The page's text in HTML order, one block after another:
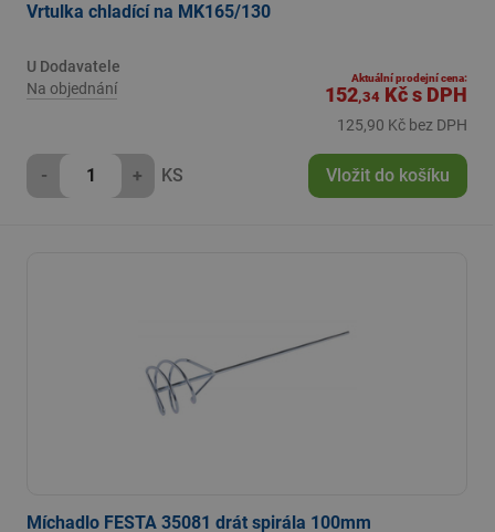
Vrtulka chladící na MK165/130
U Dodavatele
Na objednání
Aktuální prodejní cena:
152,34 Kčs DPH
125,90 Kč bez DPH
- + KS Vložit do košíku
Míchadlo FESTA 35081 drát spirála 100mm